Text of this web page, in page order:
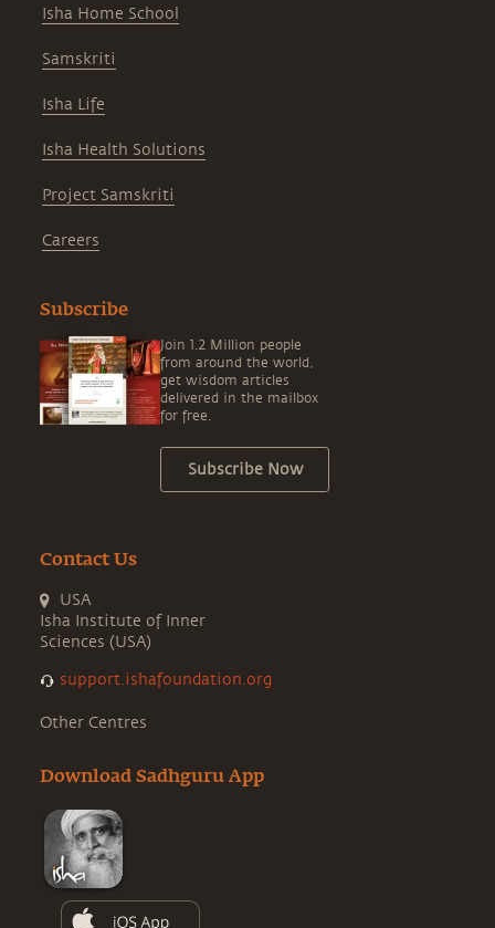
Isha Home School
Samskriti
Isha Life
Isha Health Solutions
Project Samskriti
Careers
Subscribe
Join 1.2 Million people
from around the world,
get wisdom articles
delivered in the mailbox
for free.
Subscribe Now
Contact Us
USA
Isha Institute of Inner
Sciences (USA)
support.ishafoundation.org
Other Centres
Download Sadhguru App